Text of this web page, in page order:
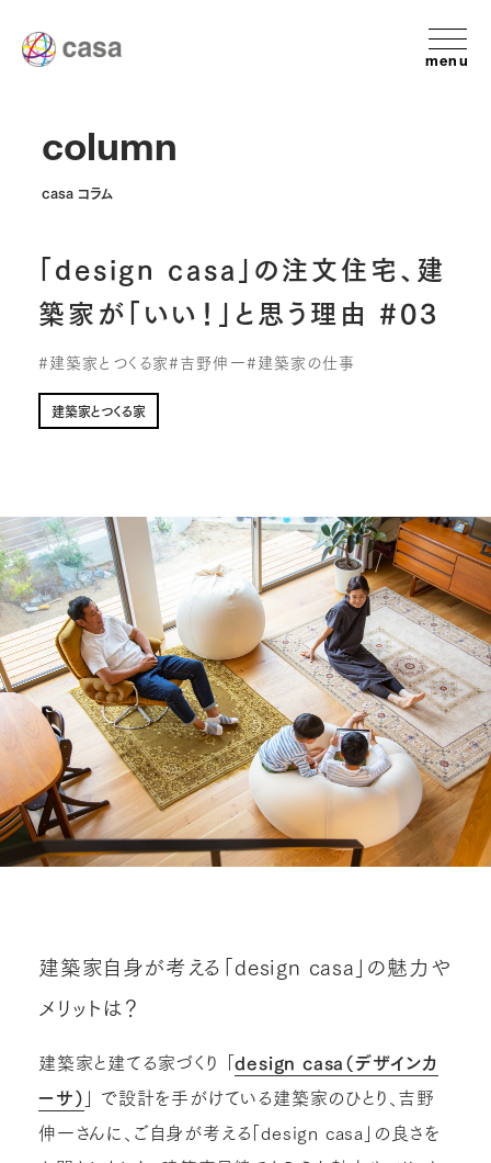
menu
column
casa コラム
「design casa」の注文住宅、建
築家が「いい！」と思う理由 #03
#建築家とつくる家#吉野伸一#建築家の仕事
建築家とつくる家
建築家自身が考える「design casa」の魅力や
メリットは？
建築家と建てる家づくり 「design casa（デザインカ
ーサ） 」 で設計を手がけている建築家のひとり、吉野
伸一さんに、ご自身が考える「design casa」の良さを